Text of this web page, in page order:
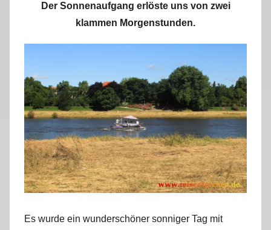
Der Sonnenaufgang erlöste uns von zwei
klammen Morgenstunden.
Es wurde ein wunderschöner sonniger Tag mit